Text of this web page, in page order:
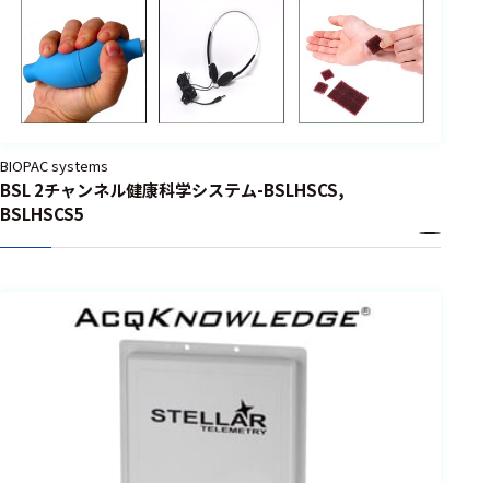
BIOPAC systems
BSL 2チャンネル健康科学システム-BSLHSCS,
BSLHSCS5